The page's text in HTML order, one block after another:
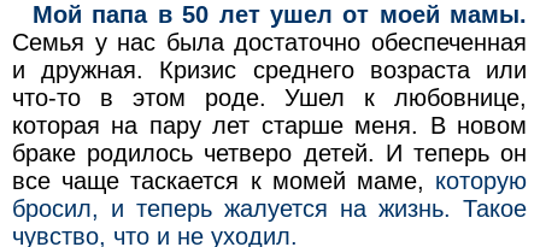
Мой папа в 50 лет ушел от моей мамы.
Семья у нас была достаточно обеспеченная
и дружная. Кризис среднего возраста или
что-то в этом роде. Ушел к любовнице,
которая на пару лет старше меня. В новом
браке родилось четверо детей. И теперь он
все чаще таскается к момей маме, которую
бросил, и теперь жалуется на жизнь. Такое
чувство, что и не уходил.